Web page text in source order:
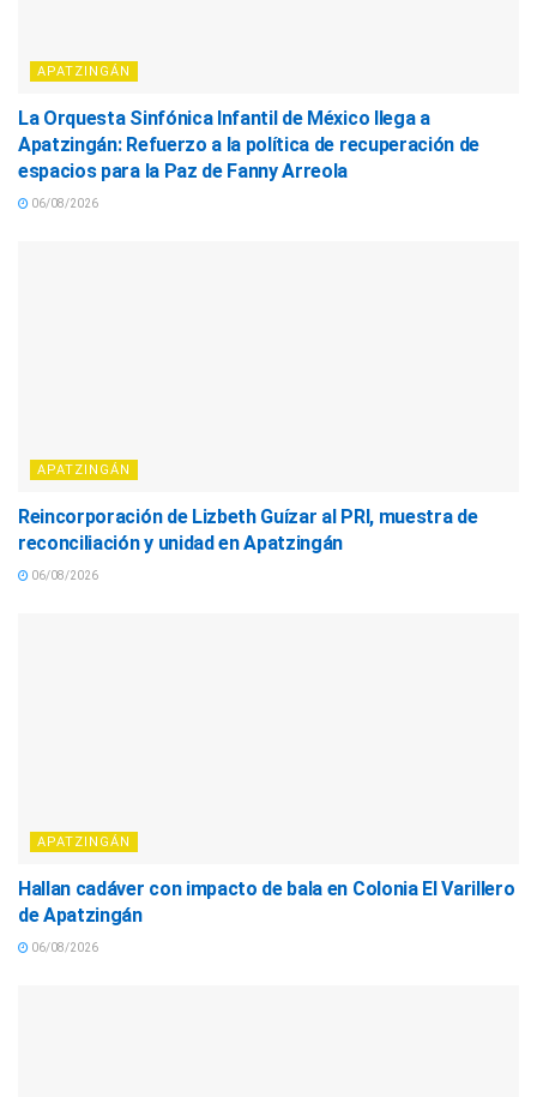
APATZINGÁN
La Orquesta Sinfónica Infantil de México llega a
Apatzingán: Refuerzo a la política de recuperación de
espacios para la Paz de Fanny Arreola
06/08/2026
APATZINGÁN
Reincorporación de Lizbeth Guízar al PRI, muestra de
reconciliación y unidad en Apatzingán
06/08/2026
APATZINGÁN
Hallan cadáver con impacto de bala en Colonia El Varillero
de Apatzingán
06/08/2026